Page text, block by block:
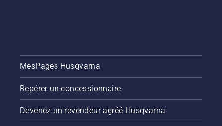
correctement.
Vérifiez
d’abord
votre
niveau
MesPages Husqvarna
Repérer un concessionnaire
Devenez un revendeur agréé Husqvarna